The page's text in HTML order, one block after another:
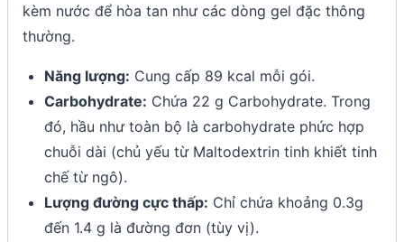
kèm nước để hòa tan như các dòng gel đặc thông
thường.
Năng lượng: Cung cấp 89 kcal mỗi gói.
Carbohydrate: Chứa 22 g Carbohydrate. Trong
đó, hầu như toàn bộ là carbohydrate phức hợp
chuỗi dài (chủ yếu từ Maltodextrin tinh khiết tinh
chế từ ngô).
Lượng đường cực thấp: Chỉ chứa khoảng 0.3g
đến 1.4 g là đường đơn (tùy vị).